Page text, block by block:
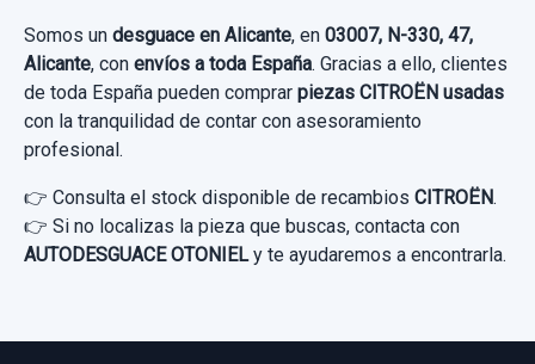
Consultar por whatsapp
MANDO MULTIFUNCION 98519828ZD00
MANDO MULTIFUNCION 98519828ZD00
usado.
CITROËN C4 III (BA_, BB_, BC_) 1.2
PURETECH 130...
9834028180
AIRBAG CORTINA DELANTERO DERECHO...
PURETECH 130...
Consultar por whatsapp
Somos un desguace en Alicante, en 03007, N-330, 47,
Alicante, con envíos a toda España. Gracias a ello, clientes
de toda España pueden comprar piezas CITROËN usadas
con la tranquilidad de contar con asesoramiento
profesional.
👉 Consulta el stock disponible de recambios CITROËN.
👉 Si no localizas la pieza que buscas, contacta con
AUTODESGUACE OTONIELy te ayudaremos a encontrarla.